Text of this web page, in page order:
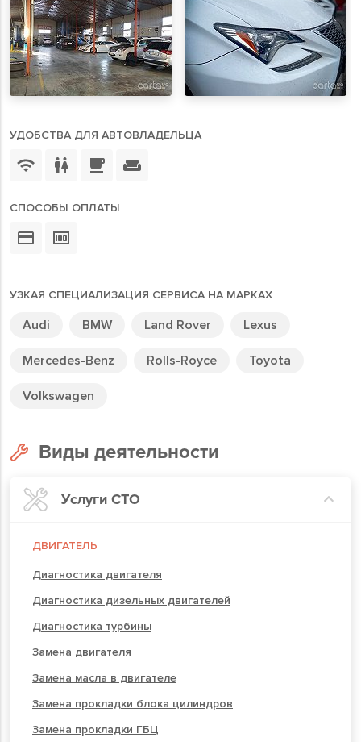
УДОБСТВА ДЛЯ АВТОВЛАДЕЛЬЦА
СПОСОБЫ ОПЛАТЫ
УЗКАЯ СПЕЦИАЛИЗАЦИЯ СЕРВИСА НА МАРКАХ
Audi BMW Land Rover Lexus
Mercedes-Benz Rolls-Royce Toyota
Volkswagen
Виды деятельности
Услуги СТО
ДВИГАТЕЛЬ
Диагностика двигателя
Диагностика дизельных двигателей
Диагностика турбины
Замена двигателя
Замена масла в двигателе
Замена прокладки блока цилиндров
Замена прокладки ГБЦ